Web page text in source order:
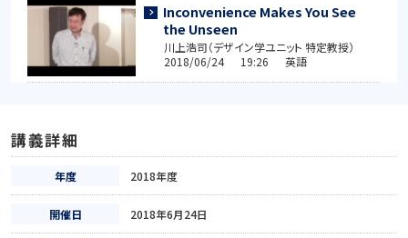
Inconvenience Makes You See
the Unseen
川上浩司（デザイン学ユニット 特定教授）
2018/06/24 19:26 英語
講義詳細
年度 2018年度
開催日 2018年6月24日